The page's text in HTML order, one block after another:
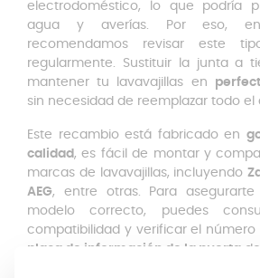
electrodoméstico, lo que podría
agua y averías. Por eso,
recomendamos revisar este
regularmente. Sustituir la junta a
mantener tu lavavajillas en
sin necesidad de reemplazar todo el
Este recambio está fabricado en
calidad, es fácil de montar y
marcas de lavavajillas, incluyendo
AEG, entre otras. Para
modelo correcto, puedes
compatibilidad y verificar el
placa de información de la puerta